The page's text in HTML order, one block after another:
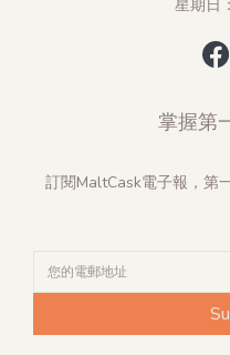
星期日
掌握第
訂閱MaltCask電子報，第